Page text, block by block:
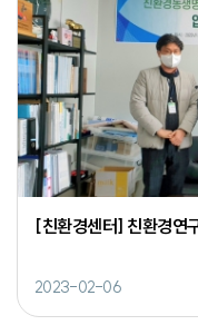
[친환경센터] 친환경
2023-02-06